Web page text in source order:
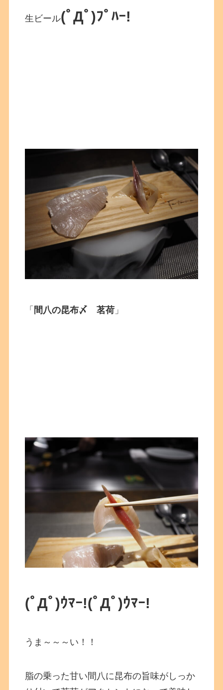
生ビール(ﾟДﾟ)ﾌﾟﾊｰ!
「 間八の昆布〆 茗荷 」
(ﾟДﾟ)ｳﾏｰ!(ﾟДﾟ)ｳﾏｰ!
うま～～～い！！
脂の乗った甘い間八に昆布の旨味がしっか